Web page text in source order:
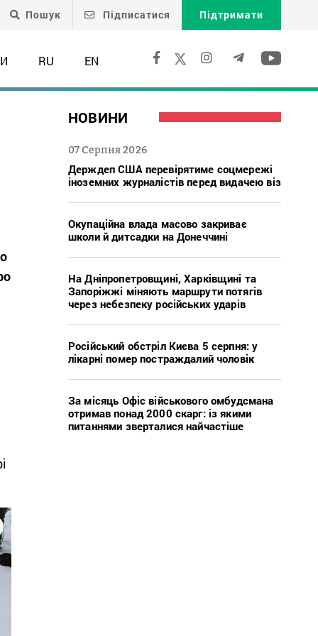
Пошук Підписатися Підтримати
RU EN
НОВИНИ
07 Серпня 2026
Держдеп США перевірятиме соцмережі
іноземних журналістів перед видачею віз
Окупаційна влада масово закриває
школи й дитсадки на Донеччині
На Дніпропетровщині, Харківщині та
Запоріжжі міняють маршрути потягів
через небезпеку російських ударів
Російський обстріл Києва 5 серпня: у
лікарні помер постраждалий чоловік
За місяць Офіс військового омбудсмана
отримав понад 2000 скарг: із якими
питаннями зверталися найчастіше